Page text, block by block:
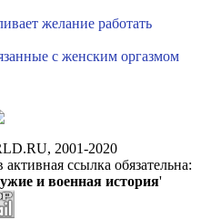
желание работать
с женским оргазмом
2001-2020
ссылка обязательна:
и военная история'